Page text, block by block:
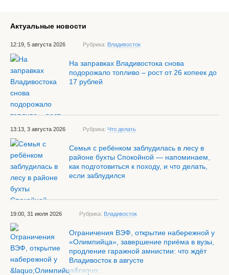
Актуальные новости
12:19, 5 августа 2026 Рубрика: Владивосток
На заправках Владивостока снова
подорожало топливо – рост от 26 копеек до
17 рублей
13:13, 3 августа 2026 Рубрика: Что делать
Семья с ребёнком заблудилась в лесу в
районе бухты Спокойной — напоминаем,
как подготовиться к походу, и что делать,
если заблудился
19:00, 31 июля 2026 Рубрика: Владивосток
Ограничения ВЭФ, открытие набережной у
«Олимпийца», завершение приёма в вузы,
продление гаражной амнистии: что ждёт
Владивосток в августе